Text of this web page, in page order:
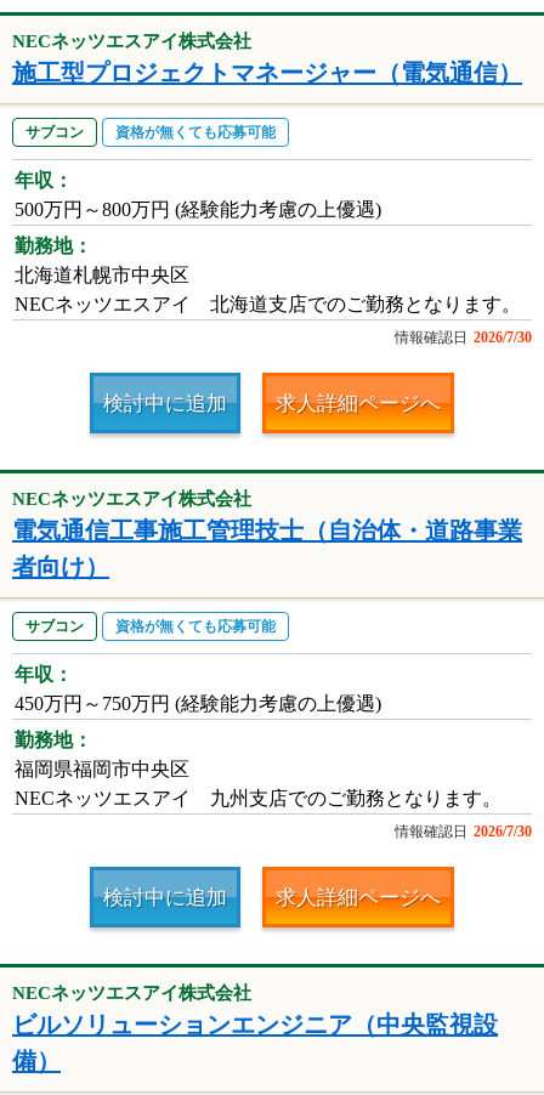
NECネッツエスアイ株式会社
施工型プロジェクトマネージャー（電気通信）
サブコン 資格が無くても応募可能
年収：
500万円～800万円 (経験能力考慮の上優遇)
勤務地：
北海道札幌市中央区
NECネッツエスアイ 北海道支店でのご勤務となります。
情報確認日 2026/7/30
検討中に追加 求人詳細ページへ
NECネッツエスアイ株式会社
電気通信工事施工管理技士（自治体・道路事業
者向け）
サブコン 資格が無くても応募可能
年収：
450万円～750万円 (経験能力考慮の上優遇)
勤務地：
福岡県福岡市中央区
NECネッツエスアイ 九州支店でのご勤務となります。
情報確認日 2026/7/30
検討中に追加 求人詳細ページへ
NECネッツエスアイ株式会社
ビルソリューションエンジニア（中央監視設
備）